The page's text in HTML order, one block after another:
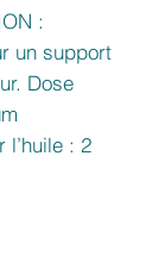
:
un support
Dose
l’huile : 2